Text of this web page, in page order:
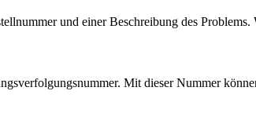
und einer Beschreibung des
Mit dieser Nummer